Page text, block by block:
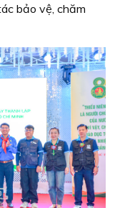
bảo vệ, chăm